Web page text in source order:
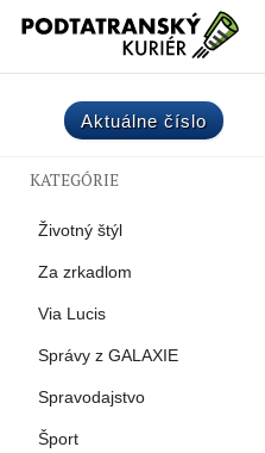
Aktuálne číslo
KATEGÓRIE
Životný štýl
Za zrkadlom
Via Lucis
Správy z GALAXIE
Spravodajstvo
Šport